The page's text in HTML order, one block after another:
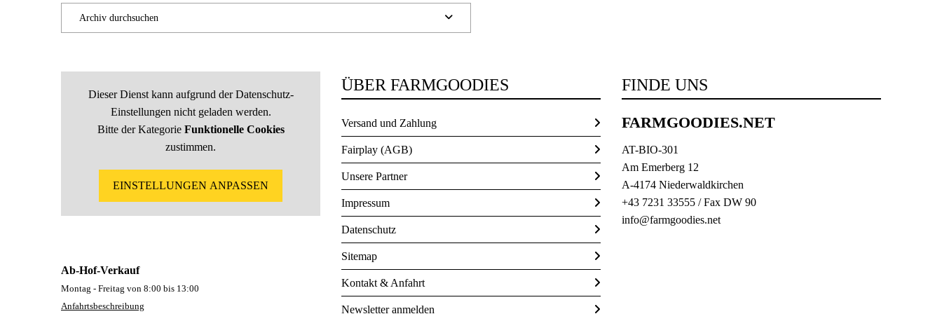
Archiv durchsuchen 
Beiträge 2026
Beiträge 2025
Beiträge 2022
Dieser Dienst kann aufgrund der Datenschutz-
Einstellungen nicht geladen werden.
Bitte der Kategorie Funktionelle Cookies
zustimmen.
EINSTELLUNGEN ANPASSEN
Ab-Hof-Verkauf
Montag - Freitag von 8:00 bis 13:00
Anfahrtsbeschreibung
ÜBER FARMGOODIES
Versand und Zahlung
Fairplay (AGB)
Unsere Partner
Impressum
Datenschutz
Sitemap
Kontakt & Anfahrt
Newsletter anmelden
FINDE UNS
FARMGOODIES.NET
AT-BIO-301
Am Emerberg 12
A-4174 Niederwaldkirchen
+43 7231 33555 / Fax DW 90
info@farmgoodies.net